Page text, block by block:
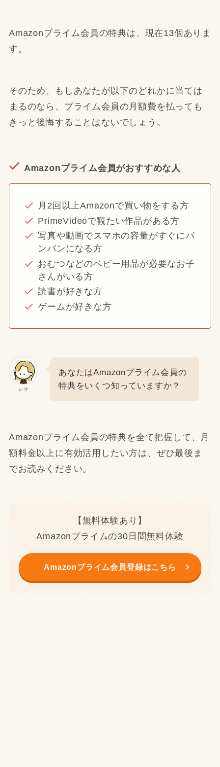
Amazonプライム会員の特典は、現在13個ありま
す。
そのため、もしあなたが以下のどれかに当ては
まるのなら、プライム会員の月額費を払っても
きっと後悔することはないでしょう。
Amazonプライム会員がおすすめな人
月2回以上Amazonで買い物をする方
PrimeVideoで観たい作品がある方
写真や動画でスマホの容量がすぐにパ
ンパンになる方
おむつなどのベビー用品が必要なお子
さんがいる方
読書が好きな方
ゲームが好きな方
レオ
あなたはAmazonプライム会員の
特典をいくつ知っていますか？
Amazonプライム会員の特典を全て把握して、月
額料金以上に有効活用したい方は、ぜひ最後ま
でお読みください。
【無料体験あり】
Amazonプライムの30日間無料体験
Amazonプライム会員登録はこちら